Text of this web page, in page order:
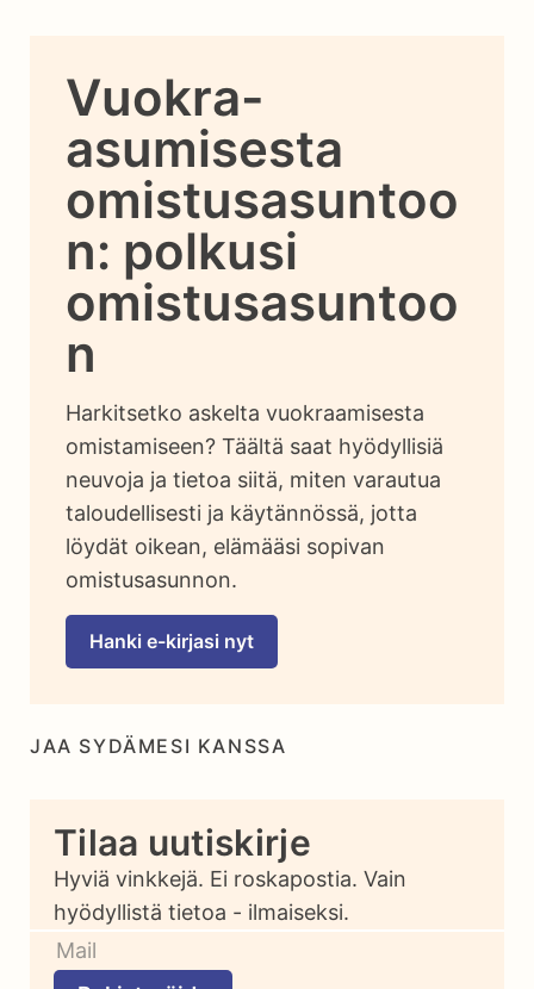
JAA SYDÄMESI KANSSA
Tilaa uutiskirje
Hyviä vinkkejä. Ei roskapostia. Vain
hyödyllistä tietoa - ilmaiseksi.
Vuokra-
asumisesta
omistusasuntoo
n: polkusi
omistusasuntoo
n
Harkitsetko askelta vuokraamisesta
omistamiseen? Täältä saat hyödyllisiä
neuvoja ja tietoa siitä, miten varautua
taloudellisesti ja käytännössä, jotta
löydät oikean, elämääsi sopivan
omistusasunnon.
Hanki e-kirjasi nyt